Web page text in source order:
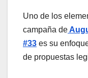
Uno de los
campaña de
#33 es su
de propuestas